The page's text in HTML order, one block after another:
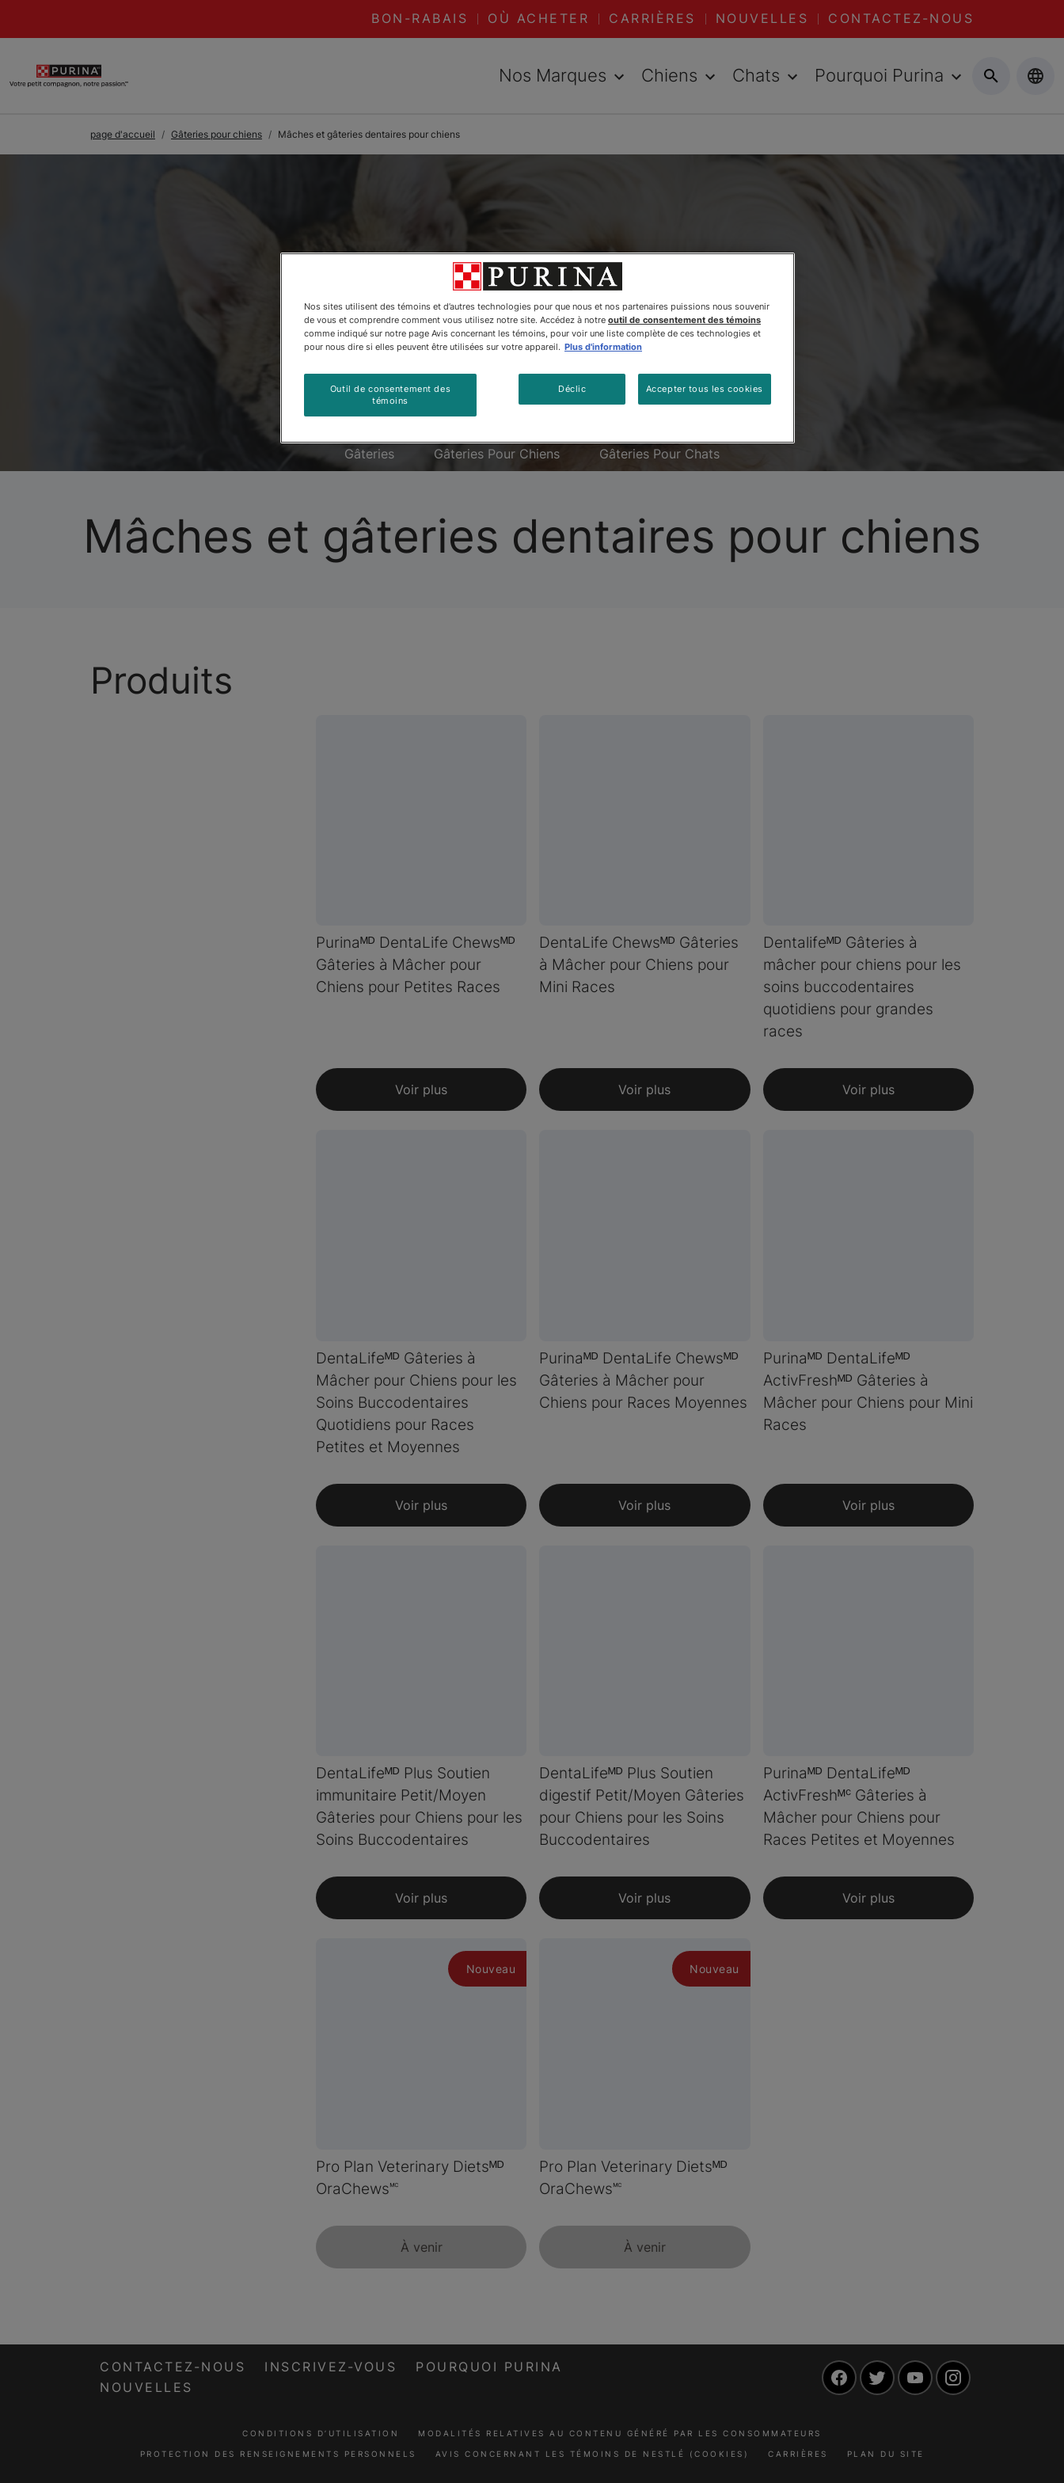
BON-RABAIS OÙ ACHETER CARRIÈRES NOUVELLES CONTACTEZ-NOUS
Nos Marques Chiens Chats Pourquoi Purina
page d'accueil Gâteries pour chiens Mâches et gâteries dentaires pour chiens
Gâteries Gâteries Pour Chiens Gâteries Pour Chats
Mâches et gâteries dentaires pour chiens
Produits
Purinaᴹᴰ DentaLife Chewsᴹᴰ
Gâteries à Mâcher pour
Chiens pour Petites Races
Voir plus
DentaLife Chewsᴹᴰ Gâteries
à Mâcher pour Chiens pour
Mini Races
Voir plus
Dentalifeᴹᴰ Gâteries à
mâcher pour chiens pour les
soins buccodentaires
quotidiens pour grandes
races
Voir plus
DentaLifeᴹᴰ Gâteries à
Mâcher pour Chiens pour les
Soins Buccodentaires
Quotidiens pour Races
Petites et Moyennes
Voir plus
Purinaᴹᴰ DentaLife Chewsᴹᴰ
Gâteries à Mâcher pour
Chiens pour Races Moyennes
Voir plus
Purinaᴹᴰ DentaLifeᴹᴰ
ActivFreshᴹᴰ Gâteries à
Mâcher pour Chiens pour Mini
Races
Voir plus
DentaLifeᴹᴰ Plus Soutien
immunitaire Petit/Moyen
Gâteries pour Chiens pour les
Soins Buccodentaires
Voir plus
DentaLifeᴹᴰ Plus Soutien
digestif Petit/Moyen Gâteries
pour Chiens pour les Soins
Buccodentaires
Voir plus
Purinaᴹᴰ DentaLifeᴹᴰ
ActivFreshᴹᶜ Gâteries à
Mâcher pour Chiens pour
Races Petites et Moyennes
Voir plus
Nouveau
Pro Plan Veterinary Dietsᴹᴰ
OraChews🅪
À venir
Nouveau
Pro Plan Veterinary Dietsᴹᴰ
OraChews🅪
À venir
CONTACTEZ-NOUS INSCRIVEZ-VOUS
POURQUOI PURINA
NOUVELLES
FacebookTwitter YouTube
CONDITIONS D’UTILISATION MODALITÉS RELATIVES AU CONTENU GÉNÉRÉ PAR LES CONSOMMATEURS
PROTECTION DES RENSEIGNEMENTS PERSONNELS AVIS CONCERNANT LES TÉMOINS DE NESTLÉ (COOKIES) CARRIÈRES PLAN DU SITE
Nos sites utilisent des témoins et d’autres technologies pour que nous et nos partenaires puissions nous souvenir
de vous et comprendre comment vous utilisez notre site. Accédez à notre outil de consentement des témoins
comme indiqué sur notre page Avis concernant les témoins, pour voir une liste complète de ces technologies et
pour nous dire si elles peuvent être utilisées sur votre appareil. Plus d'information
Déclic Accepter tous les cookies
Outil de consentement des
témoins